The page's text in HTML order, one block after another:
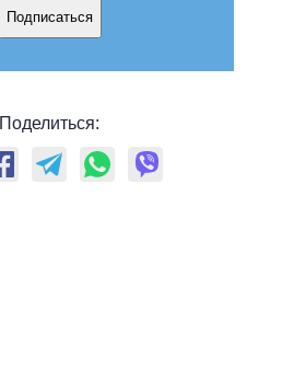
Подписаться
Поделиться: